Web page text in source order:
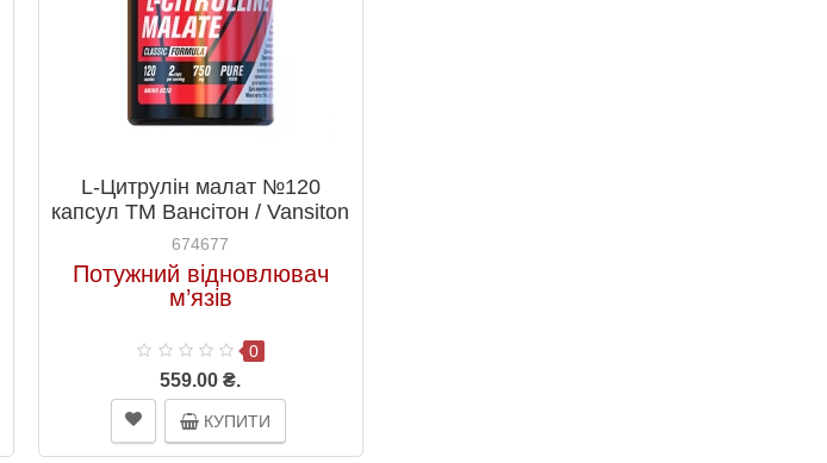
L-Цитрулін малат №120
капсул ТМ Вансітон / Vansiton
674677
Потужний відновлювач
м’язів
0
559.00 ₴.
КУПИТИ